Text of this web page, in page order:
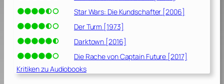
r
l
o
n
e
[
Star Wars: Die Kundschafter [2006]
Der Turm [1973]
Darktown [2016]
Die Rache von Captain Future [2017]
Kritiken zu Audiobooks